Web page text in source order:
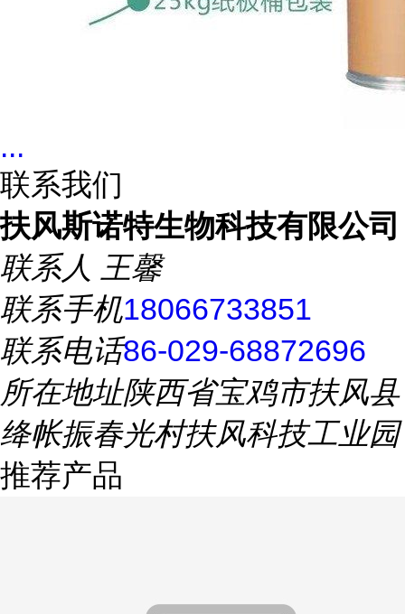
...
联系我们
扶风斯诺特生物科技有限公司
联系人 王馨
联系手机18066733851
联系电话86-029-68872696
所在地址陕西省宝鸡市扶风县
绛帐振春光村扶风科技工业园
推荐产品